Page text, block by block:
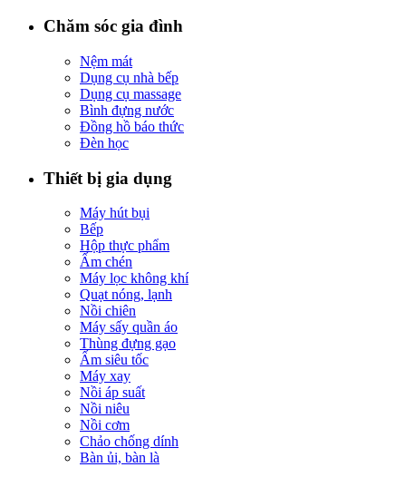
Chăm sóc gia đình
Nệm mát
Dụng cụ nhà bếp
Dụng cụ massage
Bình đựng nước
Đồng hồ báo thức
Đèn học
Thiết bị gia dụng
Máy hút bụi
Bếp
Hộp thực phẩm
Ấm chén
Máy lọc không khí
Quạt nóng, lạnh
Nồi chiên
Máy sấy quần áo
Thùng đựng gạo
Ấm siêu tốc
Máy xay
Nồi áp suất
Nồi niêu
Nồi cơm
Chảo chống dính
Bàn ủi, bàn là